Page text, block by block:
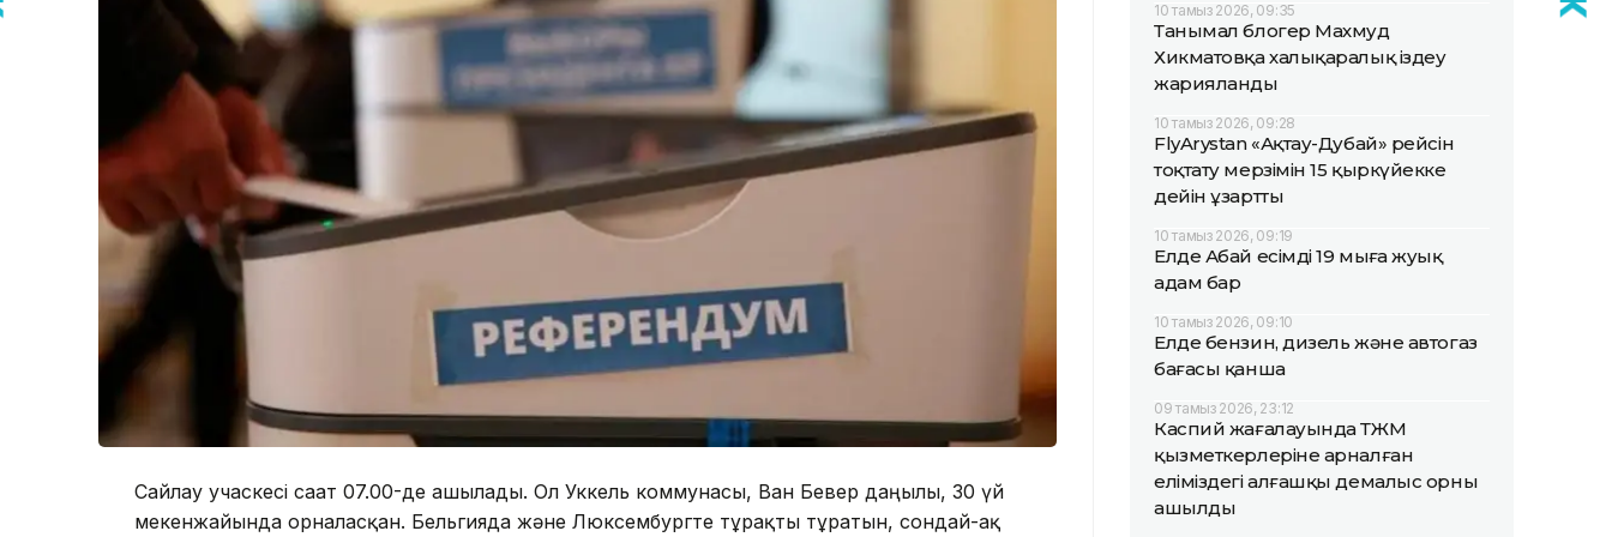
Сайлау учаскесі сағат 07.00-де ашылады. Ол Уккель коммунасы, Ван Бевер даңғылы, 30 үй
мекенжайында орналасқан. Бельгияда және Люксембургте тұрақты тұратын, сондай-ақ
10 тамыз 2026, 09:35
Танымал блогер Махмуд
Хикматовқа халықаралық іздеу
жарияланды
10 тамыз 2026, 09:28
FlyArystan «Ақтау-Дубай» рейсін
тоқтату мерзімін 15 қыркүйекке
дейін ұзартты
10 тамыз 2026, 09:19
Елде Абай есімді 19 мыңға жуық
адам бар
10 тамыз 2026, 09:10
Елде бензин, дизель және автогаз
бағасы қанша
09 тамыз 2026, 23:12
Каспий жағалауында ТЖМ
қызметкерлеріне арналған
еліміздегі алғашқы демалыс орны
ашылды